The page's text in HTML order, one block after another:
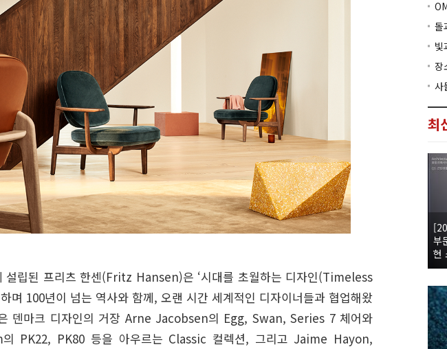
설립된 프리츠 한센(Fritz Hansen)은 ‘시대를 초월하는 디자인(Timeless
며 100년이 넘는 역사와 함께, 오랜 시간 세계적인 디자이너들과 협업해왔
덴마크 디자인의 거장 Arne Jacobsen의 Egg, Swan, Series 7 체어와
PK22, PK80 등을 아우르는 Classic 컬렉션, 그리고 Jaime Hayon,
돌
빛
장
사
최
부
현